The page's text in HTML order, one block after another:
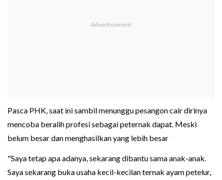
Pasca PHK, saat ini sambil menunggu pesangon cair dirinya
mencoba beralih profesi sebagai peternak dapat. Meski
belum besar dan menghasilkan yang lebih besar
"Saya tetap apa adanya, sekarang dibantu sama anak-anak.
Saya sekarang buka usaha kecil-kecilan ternak ayam petelur,